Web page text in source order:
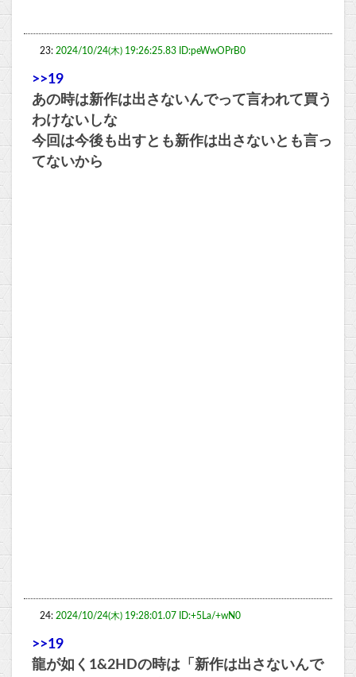
23: 2024/10/24(木) 19:26:25.83 ID:peWwOPrB0
>>19
あの時は新作は出さないんでって言われて買う
わけないしな
今回は今後も出すとも新作は出さないとも言っ
てないから
24: 2024/10/24(木) 19:28:01.07 ID:+5La/+wN0
>>19
龍が如く1&2HDの時は「新作は出さないんで